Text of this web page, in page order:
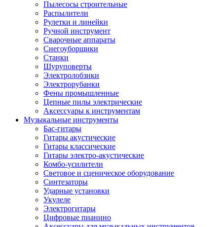
Пылесосы строительные
Распылители
Рулетки и линейки
Ручной инструмент
Сварочные аппараты
Снегоуборщики
Станки
Шуруповерты
Электролобзики
Электрорубанки
Фены промышленные
Цепные пилы электрические
Аксессуары к инструментам
Музыкальные инструменты
Бас-гитары
Гитары акустические
Гитары классические
Гитары электро-акустические
Комбо-усилители
Световое и сценическое оборудование
Синтезаторы
Ударные установки
Укулеле
Электрогитары
Цифровые пианино